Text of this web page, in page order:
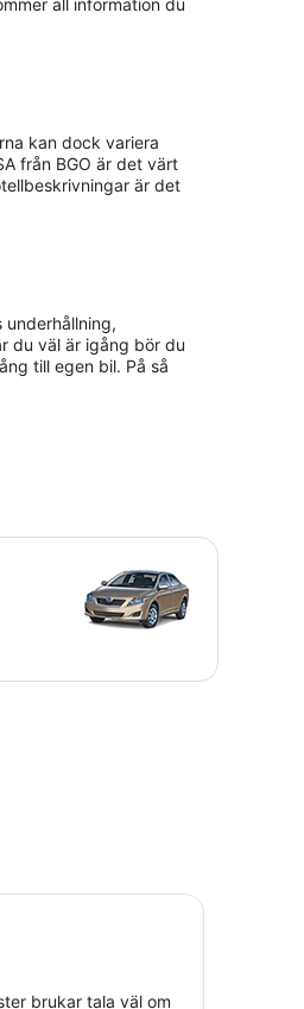
kan dock variera
från BGO är det värt
är det
du väl är igång bör du
till egen bil. På så
brukar tala väl om